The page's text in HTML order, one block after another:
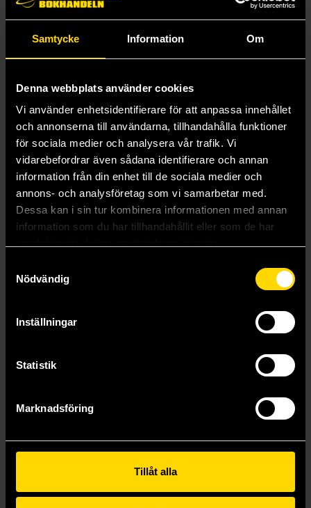
Samtycke Information Om
Denna webbplats använder cookies
Vi använder enhetsidentifierare för att anpassa innehållet
och annonserna till användarna, tillhandahålla funktioner
för sociala medier och analysera vår trafik. Vi
vidarebefordrar även sådana identifierare och annan
information från din enhet till de sociala medier och
annons- och analysföretag som vi samarbetar med.
Dessa kan i sin tur kombinera informationen med annan
information som du har tillhandahållit eller som de har
Nödvändig
Inställningar
Statistik
Marknadsföring
Tillåt alla
Tröja (2026)
399 krLäs mer
599 kr
Beställ
Sons of Guilliman Hoodie (Large)
Visa allt